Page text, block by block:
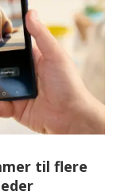
til flere